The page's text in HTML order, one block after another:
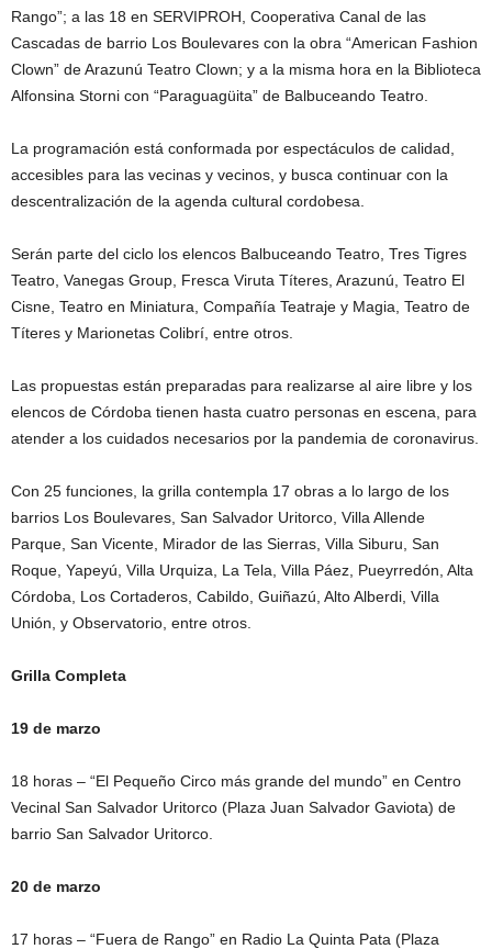
Rango”; a las 18 en SERVIPROH, Cooperativa Canal de las
Cascadas de barrio Los Boulevares con la obra “American Fashion
Clown” de Arazunú Teatro Clown; y a la misma hora en la Biblioteca
Alfonsina Storni con “Paraguagüita” de Balbuceando Teatro.
La programación está conformada por espectáculos de calidad,
accesibles para las vecinas y vecinos, y busca continuar con la
descentralización de la agenda cultural cordobesa.
Serán parte del ciclo los elencos Balbuceando Teatro, Tres Tigres
Teatro, Vanegas Group, Fresca Viruta Títeres, Arazunú, Teatro El
Cisne, Teatro en Miniatura, Compañía Teatraje y Magia, Teatro de
Títeres y Marionetas Colibrí, entre otros.
Las propuestas están preparadas para realizarse al aire libre y los
elencos de Córdoba tienen hasta cuatro personas en escena, para
atender a los cuidados necesarios por la pandemia de coronavirus.
Con 25 funciones, la grilla contempla 17 obras a lo largo de los
barrios Los Boulevares, San Salvador Uritorco, Villa Allende
Parque, San Vicente, Mirador de las Sierras, Villa Siburu, San
Roque, Yapeyú, Villa Urquiza, La Tela, Villa Páez, Pueyrredón, Alta
Córdoba, Los Cortaderos, Cabildo, Guiñazú, Alto Alberdi, Villa
Unión, y Observatorio, entre otros.
Grilla Completa
19 de marzo
18 horas – “El Pequeño Circo más grande del mundo” en Centro
Vecinal San Salvador Uritorco (Plaza Juan Salvador Gaviota) de
barrio San Salvador Uritorco.
20 de marzo
17 horas – “Fuera de Rango” en Radio La Quinta Pata (Plaza